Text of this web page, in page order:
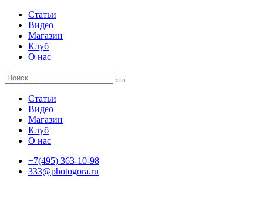
Статьи
Видео
Магазин
Клуб
О нас
Статьи
Видео
Магазин
Клуб
О нас
+7(495) 363-10-98
333@photogora.ru